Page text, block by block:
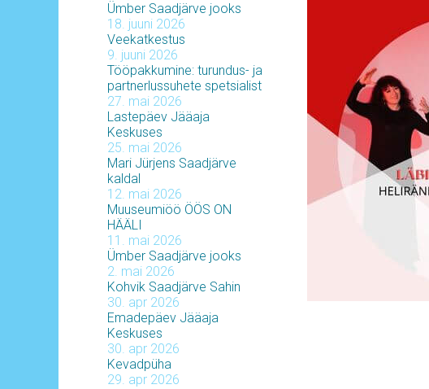
Ümber Saadjärve jooks
18. juuni 2026
Veekatkestus
9. juuni 2026
Tööpakkumine: turundus- ja
partnerlussuhete spetsialist
27. mai 2026
Lastepäev Jääaja
Keskuses
25. mai 2026
Mari Jürjens Saadjärve
kaldal
12. mai 2026
Muuseumiöö ÖÖS ON
HÄÄLI
11. mai 2026
Ümber Saadjärve jooks
2. mai 2026
Kohvik Saadjärve Sahin
30. apr 2026
Emadepäev Jääaja
Keskuses
30. apr 2026
Kevadpüha
29. apr 2026